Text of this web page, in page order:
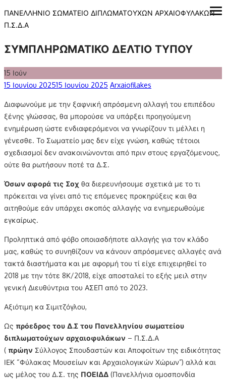
Skip
to
ΠΑΝΕΛΛΗΝΙΟ ΣΩΜΑΤΕΙΟ ΔΙΠΛΩΜΑΤΟΥΧΩΝ ΑΡΧΑΙΟΦΥΛΑΚΩΝ
Π.Σ.Δ.Α
ΣΥΜΠΛΗΡΩΜΑΤΙΚΟ ΔΕΛΤΙΟ ΤΥΠΟΥ
15 Ιούν
Posted
15 Ιουνίου 202515 Ιουνίου 2025 Author
Arxaiofilakes
Διαφωνούμε με την ξαφνική απρόσμενη αλλαγή του επιπέδου
ξένης γλώσσας, θα μπορούσε να υπάρξει προηγούμενη
ενημέρωση ώστε ενδιαφερόμενοι να γνωρίζουν τι μέλλει η
γένεσθε. Το Σωματείο μας δεν είχε γνώση, καθώς τέτοιοι
σχεδιασμοί δεν ανακοινώνονται από πριν στους εργαζόμενους,
ούτε θα ρωτήσουν ποτέ τα Δ.Σ.
Όσων αφορά τις Σοχ θα διερευνήσουμε σχετικά με το τι
πρόκειται να γίνει από τις επόμενες προκηρύξεις και θα
αιτηθούμε εάν υπάρχει σκοπός αλλαγής να ενημερωθούμε
εγκαίρως.
Προληπτικά από φόβο οποιασδήποτε αλλαγής για τον κλάδο
μας, καθώς το συνηθίζουν να κάνουν απρόσμενες αλλαγές ανά
τακτά διαστήματα και με αφορμή του τί είχε επιχειρηθεί το
2018 με την τότε 8Κ/2018, είχε αποσταλεί το εξής μειλ στην
γενική Διευθύντρια του ΑΣΕΠ από το 2023.
Αξιότιμη κα Σιμιτζόγλου,
Ως πρόεδρος του Δ.Σ του Πανελληνίου σωματείου
διπλωματούχων αρχαιοφυλάκων – Π.Σ.Δ.Α
( πρώην Σύλλογος Σπουδαστών και Αποφοίτων της ειδικότητας
ΙΕΚ “Φύλακας Μουσείων και Αρχαιολογικών Χώρων”) αλλά και
ως μέλος του Δ.Σ. της ΠΟΕΙΔΔ (Πανελλήνια ομοσπονδία